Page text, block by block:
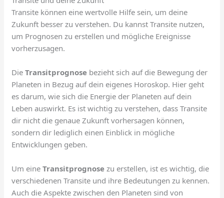
Transite können eine wertvolle Hilfe sein, um deine
Zukunft besser zu verstehen. Du kannst Transite nutzen,
um Prognosen zu erstellen und mögliche Ereignisse
vorherzusagen.
DieTransitprognose bezieht sich auf die Bewegung der
Planeten in Bezug auf dein eigenes Horoskop. Hier geht
es darum, wie sich die Energie der Planeten auf dein
Leben auswirkt. Es ist wichtig zu verstehen, dass Transite
dir nicht die genaue Zukunft vorhersagen können,
sondern dir lediglich einen Einblick in mögliche
Entwicklungen geben.
Um eineTransitprognose zu erstellen, ist es wichtig, die
verschiedenen Transite und ihre Bedeutungen zu kennen.
Auch die Aspekte zwischen den Planeten sind von